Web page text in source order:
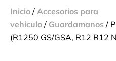
Inicio / Accesorios para
vehiculo / Guardamanos /
(R1250 GS/GSA, R12 R12